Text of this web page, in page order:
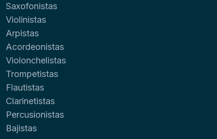
Saxofonistas
Violinistas
Arpistas
Acordeonistas
Violonchelistas
Trompetistas
Flautistas
Clarinetistas
Percusionistas
Bajistas